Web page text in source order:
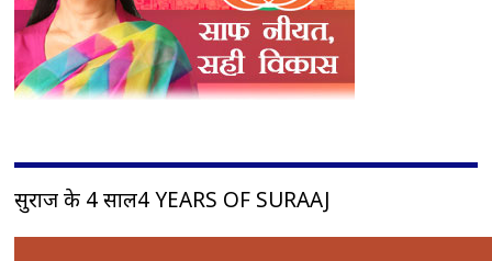
सुराज के 4 साल4 YEARS OF SURAAJ